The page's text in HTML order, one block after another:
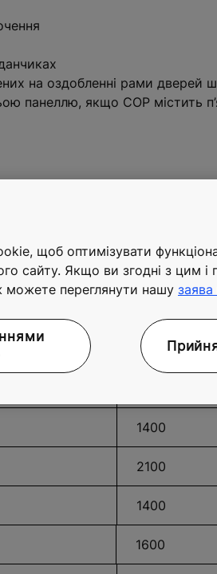
на оздобленні рами дверей
панеллю, якщо COP містить
1400
2100
1400
1600
щоб оптимізувати
сайту. Якщо ви згодні з цим
переглянути нашу заява